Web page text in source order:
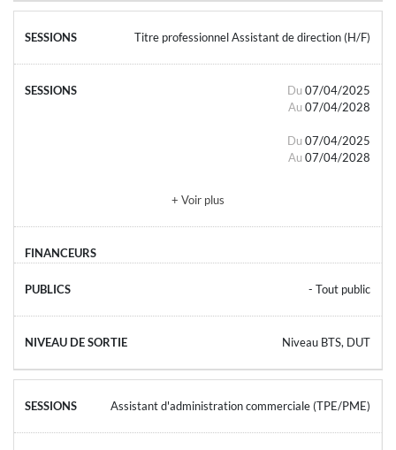
Titre professionnel Assistant de direction (H/F)
Du 07/04/2025
Au 07/04/2028
Du 07/04/2025
Au 07/04/2028
+ Voir plus
- Tout public
Niveau BTS, DUT
Assistant d'administration commerciale (TPE/PME)